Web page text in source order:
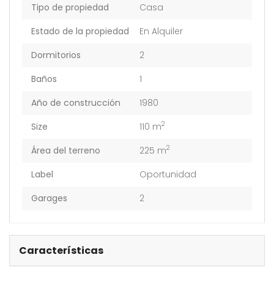
Tipo de propiedad
Casa
Estado de la propiedad
En Alquiler
Dormitorios
2
Baños
1
Año de construcción
1980
Size
110 m2
Área del terreno 225 m2
Label
Oportunidad
Garages
2
Características